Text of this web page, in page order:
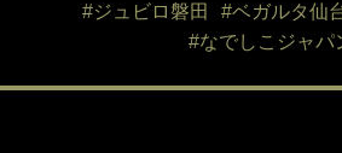
#ジュビロ磐田
#ベガルタ仙
#なでしこジャパ